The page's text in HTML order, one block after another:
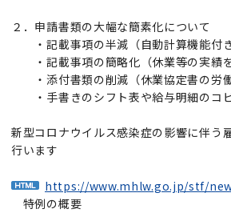
２．申請書類の大幅な簡素化について
・記載事項の半減（自動計算機能付
・記載事項の簡略化（休業等の実績
・添付書類の削減（休業協定書の労
・手書きのシフト表や給与明細のコ
新型コロナウイルス感染症の影響に伴う
行います
https://www.mhlw.go.jp/stf/
特例の概要